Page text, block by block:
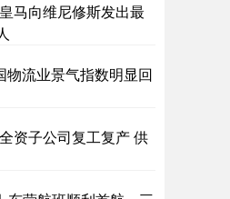
马向维尼修斯发出最
物流业景气指数明显回
资子公司复工复产 供